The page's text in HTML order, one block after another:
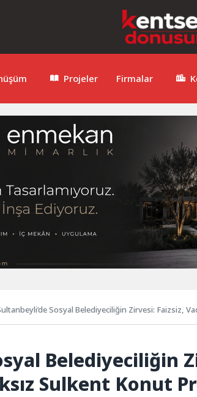
Projeler Firmalar
Sosyal Belediyeciliğin Zirvesi: Faizsiz,
Belediyeciliğin
Sulkent Konut